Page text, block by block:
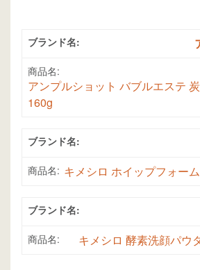
ブランド名:
商品名:
アンプルショット バブルエステ
160g
ブランド名:
商品名: キメシロ ホイップフォー
ブランド名:
商品名: キメシロ 酵素洗顔パウ